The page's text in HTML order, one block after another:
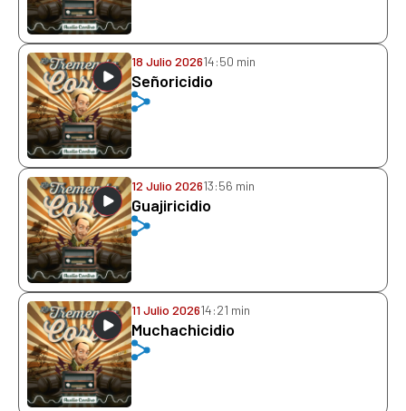
18 Julio 202614:50 min
Señoricidio
12 Julio 202613:56 min
Guajiricidio
11 Julio 202614:21 min
Muchachicidio